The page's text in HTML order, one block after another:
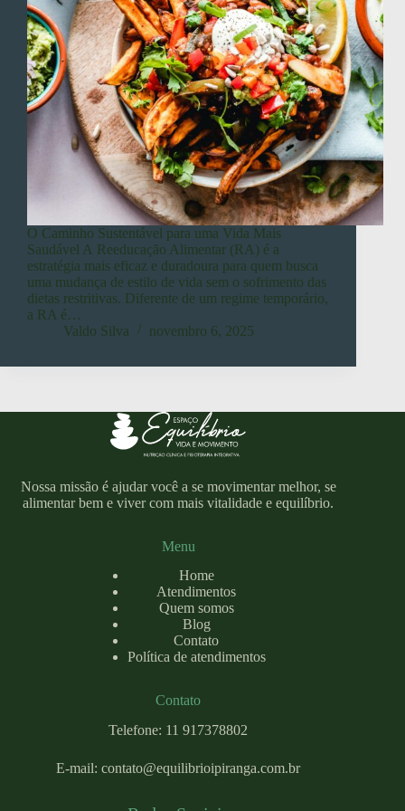
O Caminho Sustentável para uma Vida Mais
Saudável A Reeducação Alimentar (RA) é a
estratégia mais eficaz e duradoura para quem busca
uma mudança de estilo de vida sem o sofrimento das
dietas restritivas. Diferente de um regime temporário,
a RA é…
Valdo Silva
novembro 6, 2025
Nossa missão é ajudar você a se movimentar melhor, se
alimentar bem e viver com mais vitalidade e equilíbrio.
Menu
Home
Atendimentos
Quem somos
Blog
Contato
Política de atendimentos
Contato
Telefone: 11 917378802
E-mail:contato@equilibrioipiranga.com.br